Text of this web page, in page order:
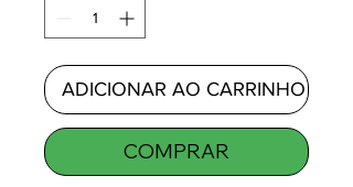
ADICIONAR AO CARRINHO
COMPRAR